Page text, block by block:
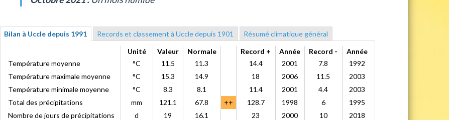
Bilan à Uccle depuis 1991 Records et classement à Uccle depuis 1901 Résumé climatique général
Unité Valeur Normale Record + Année Record -
Année
Température moyenne
°C 11.5 11.3 14.4 2001 7.8
1992
Température maximale moyenne
°C 15.3 14.9 18 2006 11.5
2003
Température minimale moyenne
°C 8.3 8.1 11.4 2001 4.4
2003
Total des précipitations
mm 121.1 67.8 ++ 128.7 1998 6
1995
Nombre de jours de précipitations
d 19 16.1 23 2000 10
2018